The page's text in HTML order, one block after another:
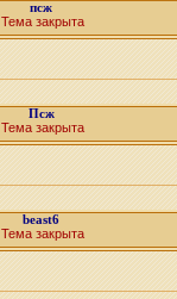
псж
Тема закрыта
Псж
Тема закрыта
beast6
Тема закрыта